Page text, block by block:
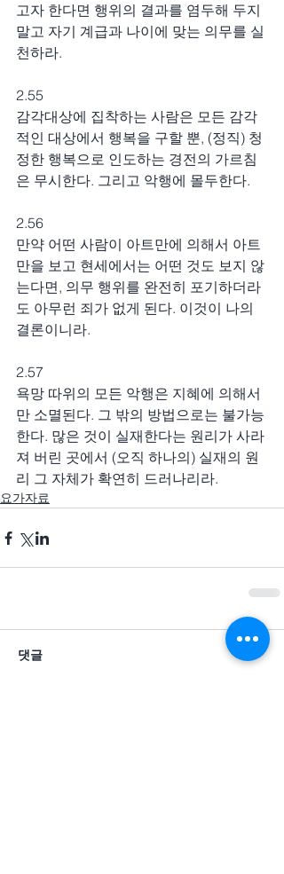
고자 한다면 행위의 결과를 염두해 두지
말고 자기 계급과 나이에 맞는 의무를 실
천하라.
2.55
감각대상에 집착하는 사람은 모든 감각
적인 대상에서 행복을 구할 뿐, (정직) 청
정한 행복으로 인도하는 경전의 가르침
은 무시한다. 그리고 악행에 몰두한다.
2.56
만약 어떤 사람이 아트만에 의해서 아트
만을 보고 현세에서는 어떤 것도 보지 않
는다면, 의무 행위를 완전히 포기하더라
도 아무런 죄가 없게 된다. 이것이 나의
결론이니라.
2.57
욕망 따위의 모든 악행은 지혜에 의해서
만 소멸된다. 그 밖의 방법으로는 불가능
한다. 많은 것이 실재한다는 원리가 사라
져 버린 곳에서 (오직 하나의) 실재의 원
리 그 자체가 확연히 드러나리라.
요가자료
댓글